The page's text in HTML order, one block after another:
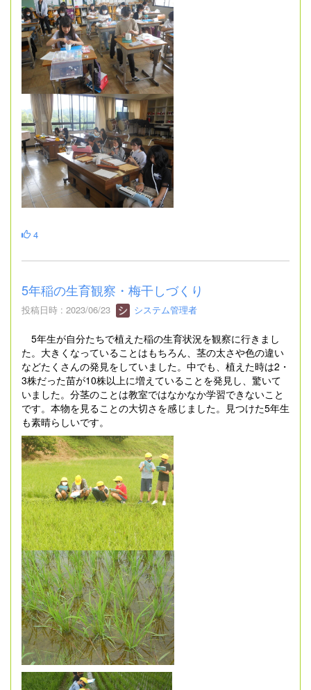
4
5年稲の生育観察・梅干しづくり
投稿日時 : 2023/06/23 システム管理者
5年生が自分たちで植えた稲の生育状況を観察に行きまし
た。大きくなっていることはもちろん、茎の太さや色の違い
などたくさんの発見をしていました。中でも、植えた時は2・
3株だった苗が10株以上に増えていることを発見し、驚いて
いました。分茎のことは教室ではなかなか学習できないこと
です。本物を見ることの大切さを感じました。見つけた5年生
も素晴らしいです。